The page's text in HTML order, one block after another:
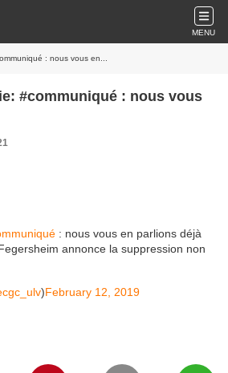
MENU
: nous vous en...
#communiqué : nous vous
: nous vous en parlions déjà
annonce la suppression non
)February 12, 2019